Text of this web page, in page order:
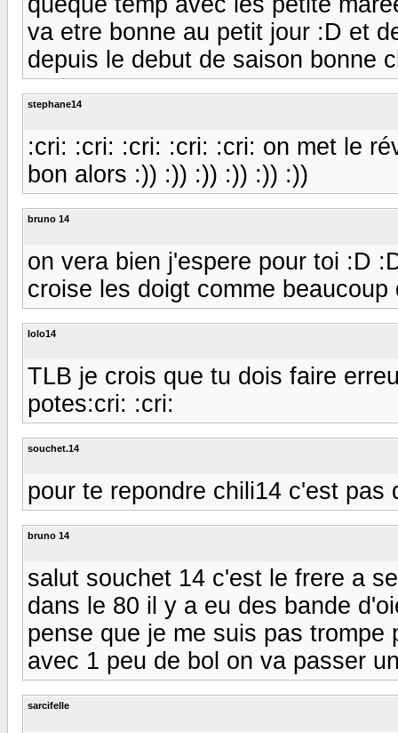
va etre bonne au petit jour :D et
depuis le debut de saison bonne
stephane14
:cri: :cri: :cri: :cri: :cri: on met le
bon alors :)) :)) :)) :)) :)) :))
bruno 14
on vera bien j'espere pour toi :D
croise les doigt comme beaucoup
lolo14
TLB je crois que tu dois faire
potes:cri: :cri:
souchet.14
pour te repondre chili14 c'est
bruno 14
salut souchet 14 c'est le frere a
dans le 80 il y a eu des bande
pense que je me suis pas
avec 1 peu de bol on va passer
sarcifelle